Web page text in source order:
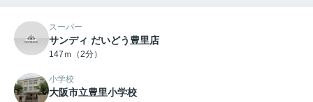
スーパー
サンディ だいどう豊里店
147ｍ（2分）
小学校
大阪市立豊里小学校